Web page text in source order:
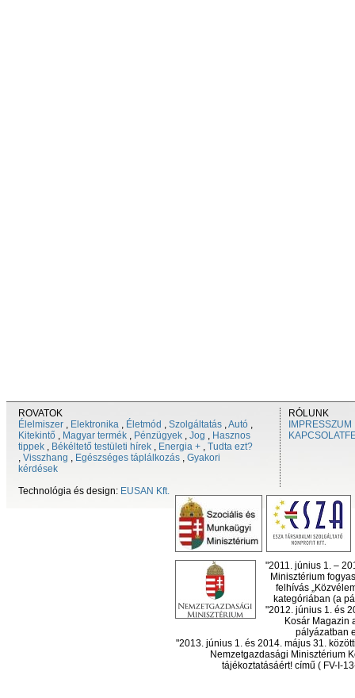
ROVATOK
Élelmiszer , Elektronika , Életmód , Szolgáltatás ,Autó ,
Kitekintő , Magyar termék , Pénzügyek , Jog , Hasznos
tippek , Békéltető testületi hírek , Energia + , Tudta ezt?
, Visszhang , Egészséges táplálkozás , Gyakori
kérdések
Technológia és design: EUSAN Kft.
RÓLUNK
IMPRESSZUM
"2011. június 1. –
Minisztérium
felhívás
kategóriában (a
"2012. június 1. és
Kosár Magazin
pályázatban
"2013. június 1. és 2014. május 31.
Nemzetgazdasági Minisztérium
tájékoztatásáért! című ( FV-I-